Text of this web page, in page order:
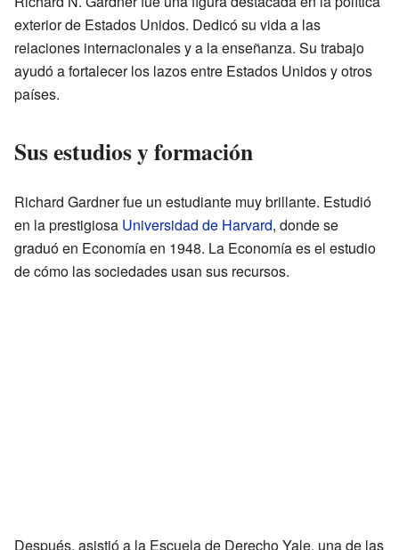
exterior de Estados Unidos. Dedicó su vida a las
relaciones internacionales y a la enseñanza. Su trabajo
ayudó a fortalecer los lazos entre Estados Unidos y otros
países.
Sus estudios y formación
Richard Gardner fue un estudiante muy brillante. Estudió
en la prestigiosa Universidad de Harvard, donde se
graduó en Economía en 1948. La Economía es el estudio
de cómo las sociedades usan sus recursos.
Después, asistió a la Escuela de Derecho Yale, una de las